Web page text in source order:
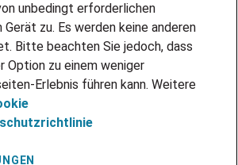
unbedingt erforderlichen
zu. Es werden keine anderen
Bitte beachten Sie jedoch, dass
Option zu einem weniger
Erlebnis führen kann. Weitere